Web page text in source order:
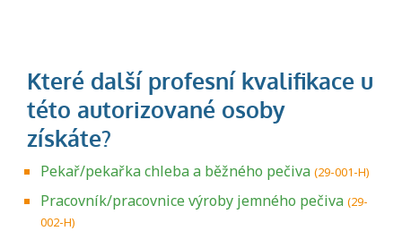
Pekař/pekařka chleba a běžného pečiva (29-001-H)
Pracovník/pracovnice výroby jemného pečiva (29-
002-H)